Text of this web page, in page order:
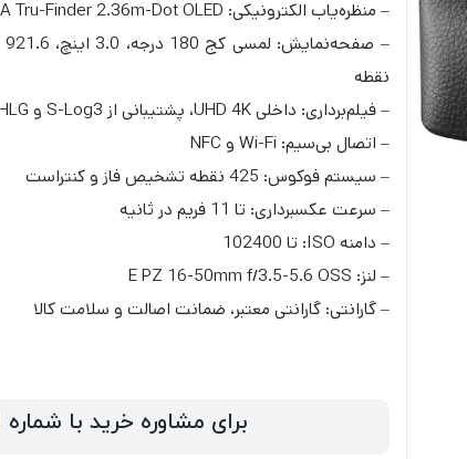
– منظره‌یاب الکترونیکی: XGA Tru-Finder 2.36m-Dot OLED
نقطه
– فیلم‌برداری: داخلی UHD 4K، پشتیبانی از S-Log3 و HLG
– اتصال بی‌سیم: Wi-Fi و NFC
– سیستم فوکوس: 425 نقطه تشخیص فاز و کنتراست
– سرعت عکسبرداری: تا 11 فریم در ثانیه
– دامنه ISO: تا 102400
– لنز: E PZ 16-50mm f/3.5-5.6 OSS
– گارانتی: گارانتی معتبر، ضمانت اصالت و سلامت کالا
برای مشاوره خرید با شماره